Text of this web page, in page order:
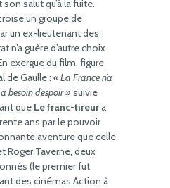
salut qu’à la fuite.
un groupe de
un ex-lieutenant des
n’a guère d’autre choix
exergue du film, figure
de Gaulle : « La France n’a
besoin d’espoir » suivie
que Le franc-tireura
ans par le pouvoir
aventure que celle
Roger Taverne, deux
(le premier fut
des cinémas Action à